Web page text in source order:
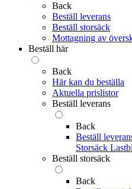
Back
Beställ leverans
Beställ storsäck
Mottagning av
Beställ här
Back
Här kan du beställa
Aktuella prislistor
Beställ leverans
Back
Beställ
Storsäck
Beställ storsäck
Back